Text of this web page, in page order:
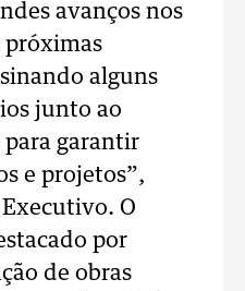
avanços nos
próximas
alguns
junto ao
para garantir
e projetos”,
O
por
de obras